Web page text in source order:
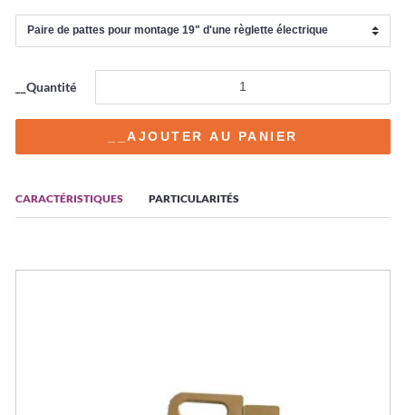
CARACTÉRISTIQUES PARTICULARITÉS
__Quantité